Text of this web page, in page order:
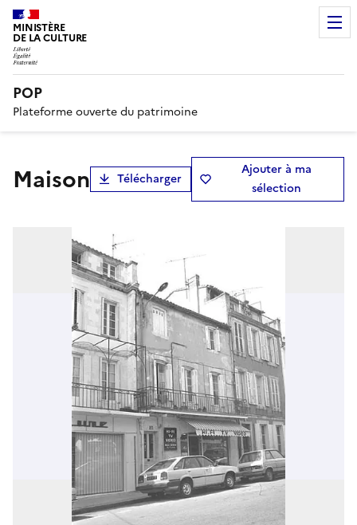
MINISTÈRE
DE LA CULTURE
POP
Plateforme ouverte du patrimoine
Maison Télécharger
Ajouter à ma
sélection